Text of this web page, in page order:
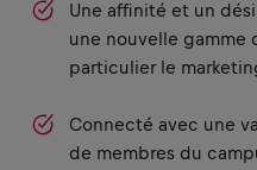
Une affinité et un
une nouvelle gamme
particulier le
Connecté avec une
de membres du